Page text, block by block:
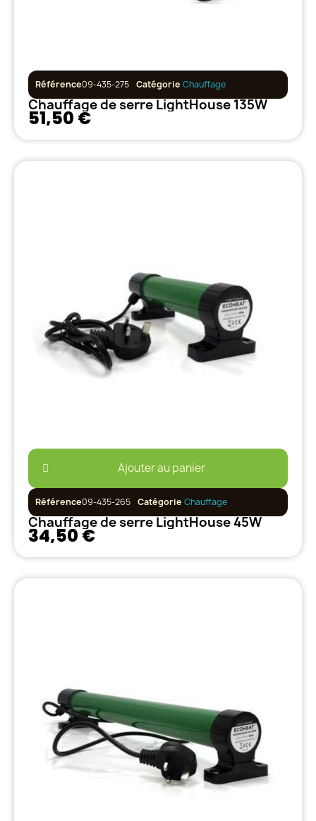
Référence09-435-275 Catégorie Chauffage
Chauffage de serre LightHouse 135W
51,50 €
Ajouter au panier
Référence09-435-265 Catégorie Chauffage
Chauffage de serre LightHouse 45W
34,50 €